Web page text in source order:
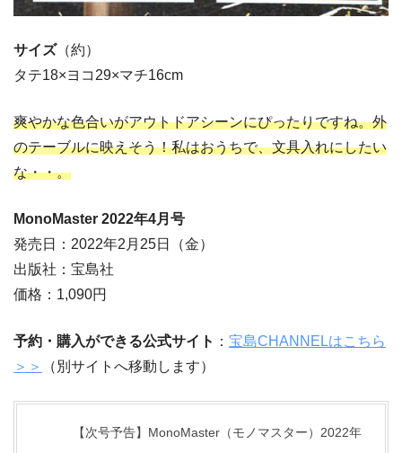
サイズ （約）
タテ18×ヨコ29×マチ16cm
爽やかな色合いがアウトドアシーンにぴったりですね。外
のテーブルに映えそう！私はおうちで、文具入れにしたい
な・・。
MonoMaster 2022年4月号
発売日：2022年2月25日（金）
出版社：宝島社
価格：1,090円
予約・購入ができる公式サイト ： 宝島CHANNELはこちら
＞＞
（別サイトへ移動します）
【次号予告】MonoMaster（モノマスター）2022年